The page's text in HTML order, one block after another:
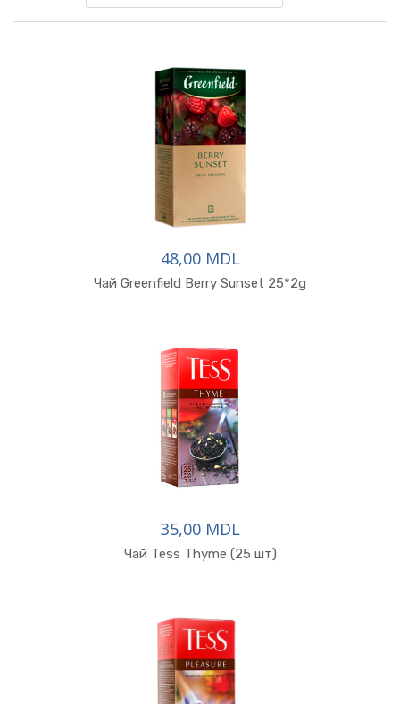
48,00 MDL
Чай Greenfield Berry Sunset 25*2g
35,00 MDL
Чай Tess Thyme (25 шт)